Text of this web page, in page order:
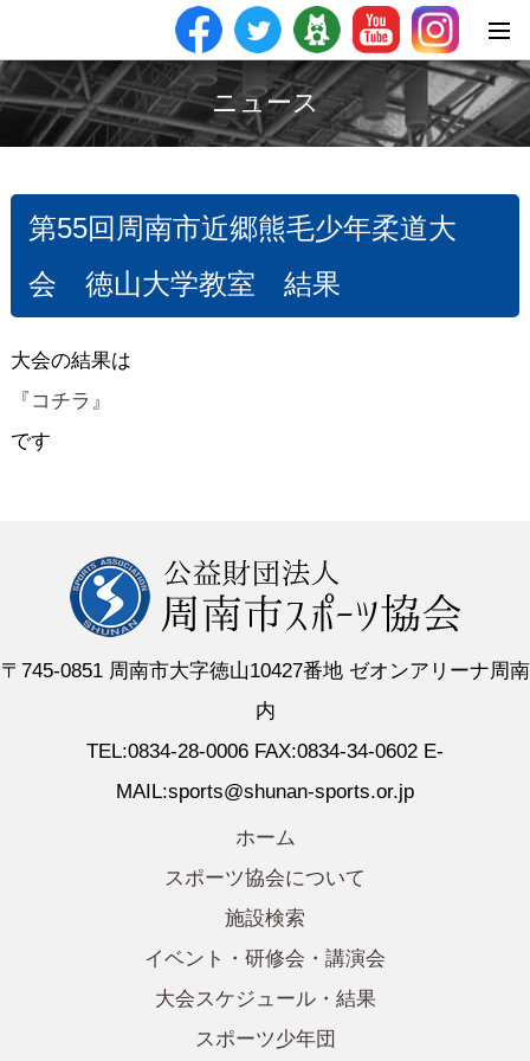
ニュース
第55回周南市近郷熊毛少年柔道大
会 徳山大学教室 結果
大会の結果は
『コチラ』
です
〒745-0851 周南市大字徳山10427番地 ゼオンアリーナ周南
内
TEL:0834-28-0006 FAX:0834-34-0602 E-
MAIL:sports@shunan-sports.or.jp
ホーム
スポーツ協会について
施設検索
イベント・研修会・講演会
大会スケジュール・結果
スポーツ少年団